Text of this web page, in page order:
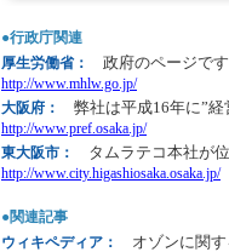
●行政庁関連
厚生労働省：
政府のページで
http://www.mhlw.go.jp/
大阪府：
弊社は平成16年に”
http://www.pref.osaka.jp/
東大阪市：
タムラテコ本社が
http://www.city.higashiosaka.osaka.jp/
●関連記事
ウィキペディア：
オゾンに関